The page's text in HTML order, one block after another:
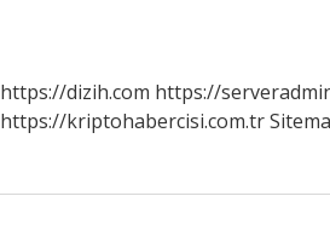
https://dizih.com https://
https://kriptohabercisi.com.tr